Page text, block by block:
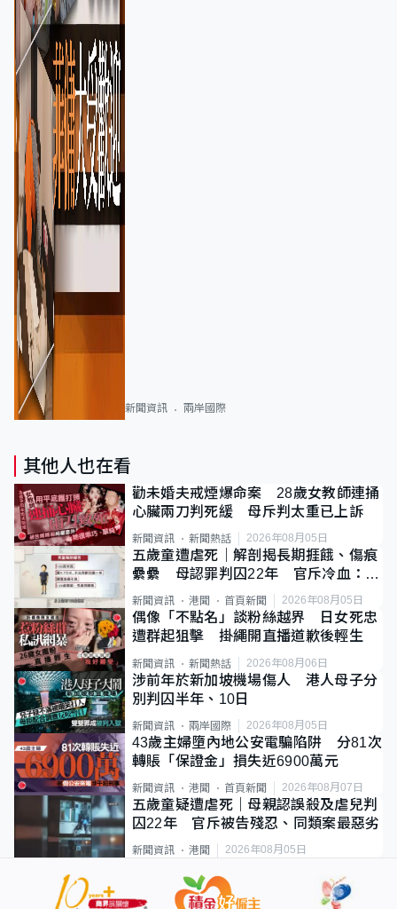
新聞資訊 兩岸國際
其他人也在看
勸未婚夫戒煙爆命案 28歲女教師連捅
心臟兩刀判死緩 母斥判太重已上訴
新聞資訊 新聞熱話 2026年08月05日
五歲童遭虐死｜解剖揭長期捱餓、傷痕
纍纍 母認罪判囚22年 官斥冷血：同
類案最惡劣
新聞資訊 港聞 首頁新聞 2026年08月05日
偶像「不點名」談粉絲越界 日女死忠
遭群起狙擊 掛繩開直播道歉後輕生
新聞資訊 新聞熱話 2026年08月06日
涉前年於新加坡機場傷人 港人母子分
別判囚半年、10日
新聞資訊 兩岸國際 2026年08月05日
43歲主婦墮內地公安電騙陷阱 分81次
轉賬「保證金」損失近6900萬元
新聞資訊 港聞 首頁新聞 2026年08月07日
五歲童疑遭虐死｜母親認誤殺及虐兒判
囚22年 官斥被告殘忍、同類案最惡劣
新聞資訊 港聞 2026年08月05日